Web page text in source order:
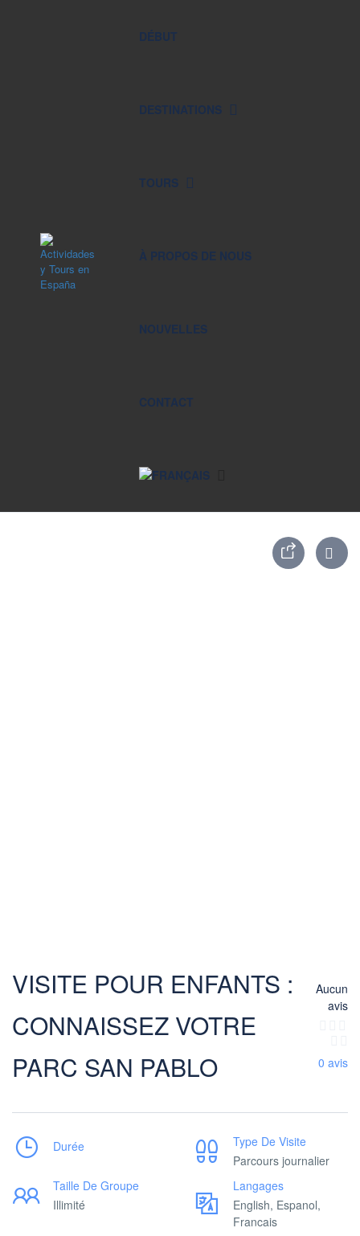
DÉBUT
DESTINATIONS
TOURS
À PROPOS DE NOUS
NOUVELLES
CONTACT
VISITE POUR ENFANTS :
CONNAISSEZ VOTRE
PARC SAN PABLO
Aucun
avis
0 avis
Durée
Type De Visite
Parcours journalier
Taille De Groupe
Illimité
Langages
English, Espanol,
Francais